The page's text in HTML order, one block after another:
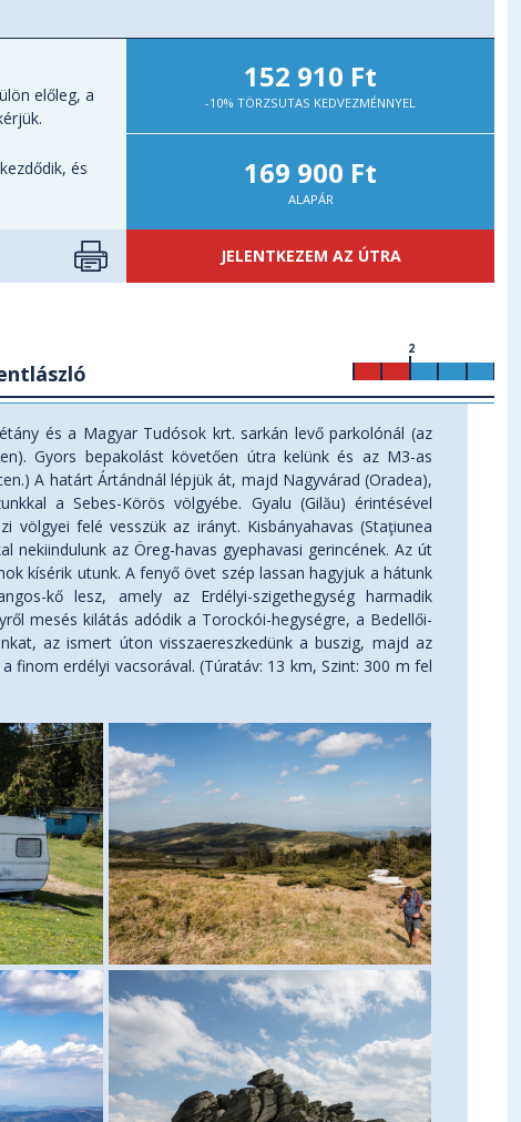
előleg, a
és
152 910 Ft
-10% TÖRZSUTAS KEDVEZMÉNNYEL
169 900 Ft
ALAPÁR
JELENTKEZEM AZ ÚTRA
2
és a Magyar Tudósok krt. sarkán levő parkolónál (az
Gyors bepakolást követően útra kelünk és az M3-as
A határt Ártándnál lépjük át, majd Nagyvárad (Oradea),
a Sebes-Körös völgyébe. Gyalu (Gilău) érintésével
völgyei felé vesszük az irányt. Kisbányahavas (Staţiunea
nekiindulunk az Öreg-havas gyephavasi gerincének. Az út
kísérik utunk. A fenyő övet szép lassan hagyjuk a hátunk
kő lesz, amely az Erdélyi-szigethegység harmadik
mesés kilátás adódik a Torockói-hegységre, a Bedellői-
az ismert úton visszaereszkedünk a buszig, majd az
finom erdélyi vacsorával. (Túratáv: 13 km, Szint: 300 m fel